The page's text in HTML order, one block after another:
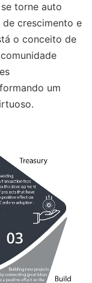
torne auto
crescimento e
o conceito de
um